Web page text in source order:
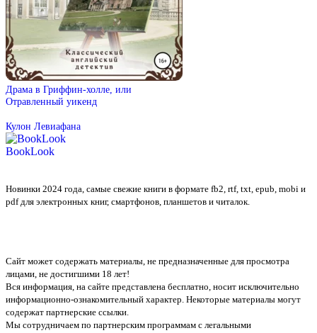
Драма в Гриффин-холле, или
Отравленный уикенд
Кулон Левиафана
BookLook
Новинки 2024 года, самые свежие книги в формате fb2, rtf, txt, epub, mobi и
pdf для электронных книг, смартфонов, планшетов и читалок.
Сайт может содержать материалы, не предназначенные для просмотра
лицами, не достигшими 18 лет!
Вся информация, на сайте представлена бесплатно, носит исключительно
информационно-ознакомительный характер. Некоторые материалы могут
содержат партнерские ссылки.
Мы сотрудничаем по партнерским программам с легальными